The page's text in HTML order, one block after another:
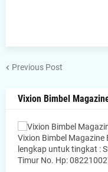
Previous Post
Vixion Bimbel
Vixion Bimbel Magazine
lengkap untuk tingkat :
Timur No. Hp: